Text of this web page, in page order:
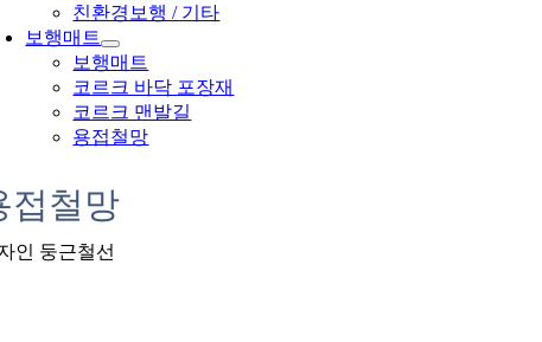
친환경보행 / 기타
보행매트
보행매트
코르크 바닥 포장재
코르크 맨발길
용접철망
접철망
인 둥근철선